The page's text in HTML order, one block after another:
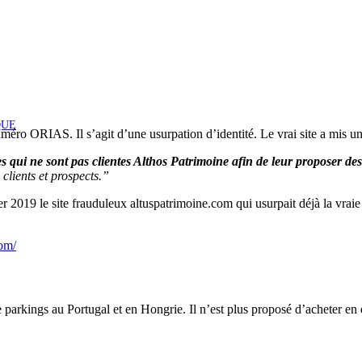
ORIAS. Il s’agit d’une usurpation d’identité. Le vrai site a mis
qui ne sont pas clientes Althos Patrimoine afin de leur proposer
et prospects.”
le site frauduleux altuspatrimoine.com qui usurpait déjà la
au Portugal et en Hongrie. Il n’est plus proposé d’acheter